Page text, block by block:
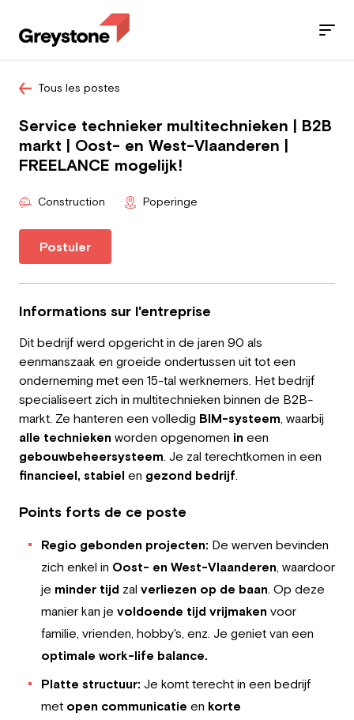
Employeur
Travailler chez Greystone
À propos de nous
Notre équipe
FR
Jobs
Nos services
Secteurs
Tous les postes
Service technieker multitechnieken | B2B
markt | Oost- en West-Vlaanderen |
FREELANCE mogelijk!
Construction Poperinge
Postuler
Informations sur l'entreprise
Dit bedrijf werd opgericht in de jaren 90 als
eenmanszaak en groeide ondertussen uit tot een
onderneming met een 15-tal werknemers. Het bedrijf
specialiseert zich in multitechnieken binnen de B2B-
markt. Ze hanteren een volledig BIM-systeem, waarbij
alle technieken worden opgenomen in een
gebouwbeheersysteem. Je zal terechtkomen in een
financieel, stabiel en gezond bedrijf.
Points forts de ce poste
Regio gebonden projecten: De werven bevinden
zich enkel in Oost- en West-Vlaanderen, waardoor
je minder tijd zal verliezen op de baan. Op deze
manier kan je voldoende tijd vrijmaken voor
familie, vrienden, hobby's, enz. Je geniet van een
optimale work-life balance.
Platte structuur: Je komt terecht in een bedrijf
met open communicatie en korte